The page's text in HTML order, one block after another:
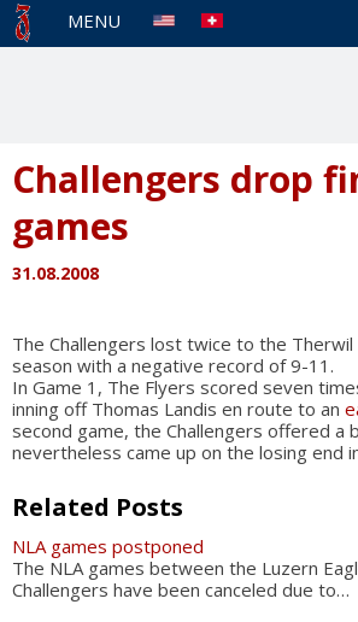
MENU
Challengers drop
games
31.08.2008
The Challengers lost twice to the
season with a negative record of 9-11.
In Game 1, The Flyers scored seven
inning off Thomas Landis en route to an
second game, the Challengers offered
nevertheless came up on the losing end
Related Posts
NLA games postponed
The NLA games between the Luzern
Challengers have been canceled due to…